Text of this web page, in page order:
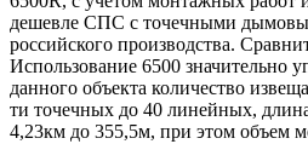
дешевле СПС с точечными
российского производства.
Использование 6500 значительно
данного объекта количество
ти точечных до 40 линейных,
4,23км до 355,5м, при этом объем